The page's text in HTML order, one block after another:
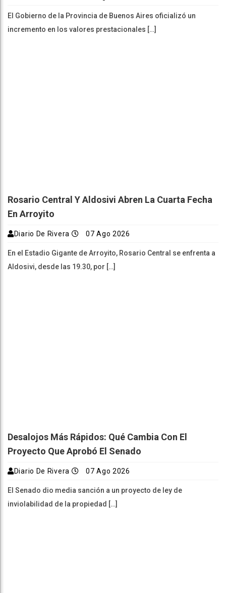
El Gobierno de la Provincia de Buenos Aires oficializó un
incremento en los valores prestacionales […]
Rosario Central Y Aldosivi Abren La Cuarta Fecha
En Arroyito
Diario De Rivera 07 Ago 2026
En el Estadio Gigante de Arroyito, Rosario Central se enfrenta a
Aldosivi, desde las 19.30, por […]
Desalojos Más Rápidos: Qué Cambia Con El
Proyecto Que Aprobó El Senado
Diario De Rivera 07 Ago 2026
El Senado dio media sanción a un proyecto de ley de
inviolabilidad de la propiedad […]